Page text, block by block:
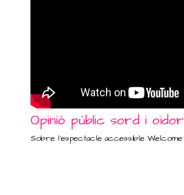
Opinió públic sord i oïdor
Sobre l'espectacle accessible Welcome